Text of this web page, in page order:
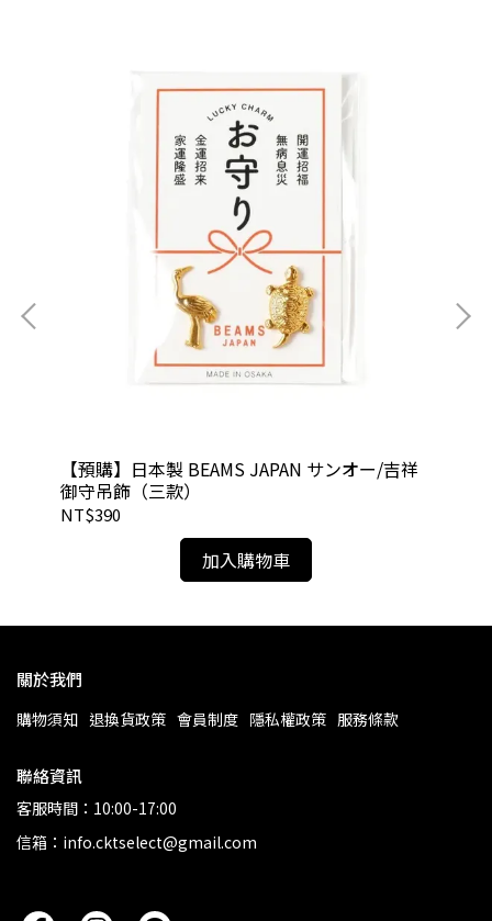
【預購】日本製 BEAMS JAPAN サンオー/吉祥
御守吊飾（三款）
NT$390
加入購物車
關於我們
購物須知 退換貨政策 會員制度 隱私權政策 服務條款
聯絡資訊
客服時間：10:00-17:00
信箱：info.cktselect@gmail.com